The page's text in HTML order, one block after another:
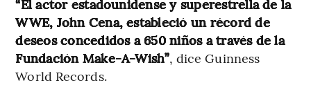
“El actor estadounidense y superestrella de la
WWE, John Cena, estableció un récord de
deseos concedidos a 650 niños a través de la
Fundación Make-A-Wish”, dice Guinness
World Records.